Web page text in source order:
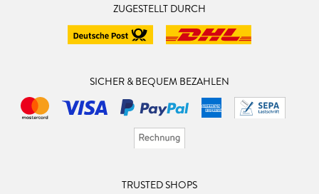
ZUGESTELLT DURCH
SICHER & BEQUEM BEZAHLEN
TRUSTED SHOPS